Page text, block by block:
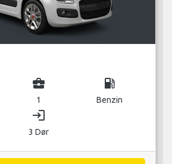
business_center
1
local_gas_station
Benzin
login
3 Dør